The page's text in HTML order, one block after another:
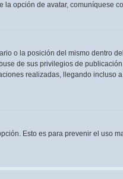
opción de avatar, comuníquese
o la posición del mismo dentro
de sus privilegios de
realizadas, llegando incluso
Esto es para prevenir el uso